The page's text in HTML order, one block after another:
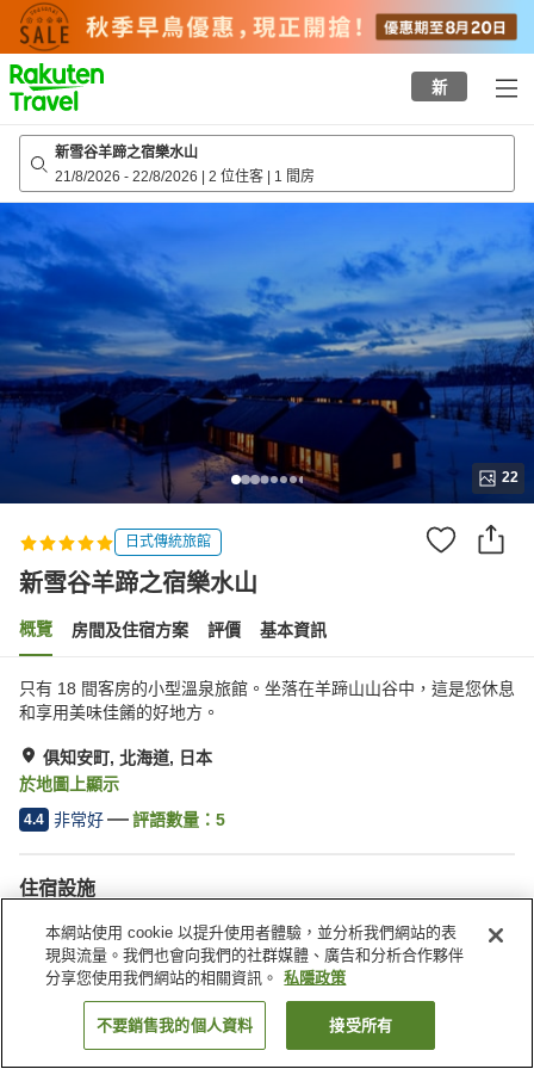
to
top
page
新
新雪谷羊蹄之宿樂水山
21/8/2026 - 22/8/2026 | 2 位住客 | 1 間房
22
日式傳統旅館
新雪谷羊蹄之宿樂水山
概覽 房間及住宿方案 評價 基本資訊
只有 18 間客房的小型溫泉旅館。坐落在羊蹄山山谷中，這是您休息
和享用美味佳餚的好地方。
俱知安町, 北海道, 日本
於地圖上顯示
4.4 非常好 評語數量： 5
住宿設施
Wi-Fi
健身室/健身中心
私人包場
休息室
找客房
本網站使用 cookie 以提升使用者體驗，並分析我們網站的表
現與流量。我們也會向我們的社群媒體、廣告和分析合作夥伴
分享您使用我們網站的相關資訊。
私隱政策
不要銷售我的個人資料 接受所有